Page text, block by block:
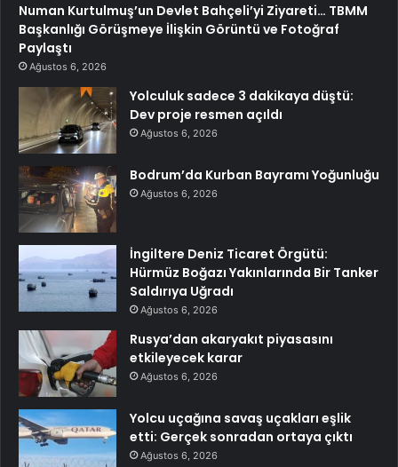
Numan Kurtulmuş’un Devlet Bahçeli’yi Ziyareti… TBMM
Başkanlığı Görüşmeye İlişkin Görüntü ve Fotoğraf
Paylaştı
Ağustos 6, 2026
Yolculuk sadece 3 dakikaya düştü:
Dev proje resmen açıldı
Ağustos 6, 2026
Bodrum’da Kurban Bayramı Yoğunluğu
Ağustos 6, 2026
İngiltere Deniz Ticaret Örgütü:
Hürmüz Boğazı Yakınlarında Bir Tanker
Saldırıya Uğradı
Ağustos 6, 2026
Rusya’dan akaryakıt piyasasını
etkileyecek karar
Ağustos 6, 2026
Yolcu uçağına savaş uçakları eşlik
etti: Gerçek sonradan ortaya çıktı
Ağustos 6, 2026